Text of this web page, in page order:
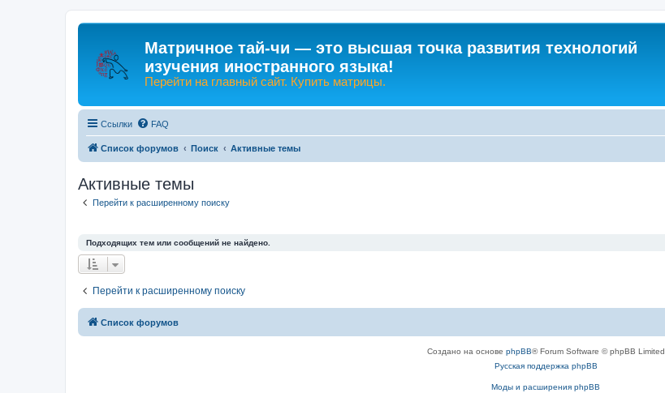
Матричное тай-чи — это высшая точка развития технологий
изучения иностранного языка!
Перейти на главный сайт. Купить матрицы.
Ссылки FAQ
Список форумов Поиск Активные темы
Активные темы
Перейти к расширенному поиску
Подходящих тем или сообщений не найдено.
Перейти к расширенному поиску
Список форумов
Создано на основе phpBB® Forum Software © phpBB Limited
Русская поддержка phpBB
Моды и расширения phpBB